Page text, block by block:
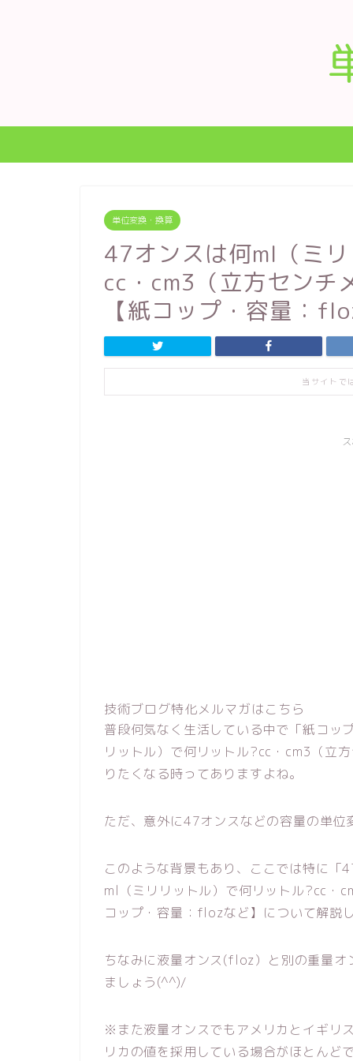
単位変換・換算
47オンスは何ml（ミ
cc・cm3（立方センチ
【紙コップ・容量：
当サイトで
技術ブログ特化メルマガはこちら
普段何気なく生活している中で「紙コ
リットル）で何リットル?cc・cm3（立
りたくなる時ってありますよね。
ただ、意外に47オンスなどの容量の単
このような背景もあり、ここでは特に
ml（ミリリットル）で何リットル?cc・
コップ・容量：flozなど】について解説
ちなみに液量オンス(floz）と別の重量
ましょう(^^)/
※また液量オンスでもアメリカとイギリ
リカの値を採用している場合がほとんど